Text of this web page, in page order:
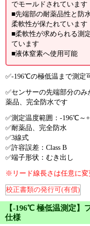
でモールドされています
■先端部の耐薬品性と防
柔軟性が保たれています
■柔軟性が求められる測
ています
■液体窒素へ使用可能
✅-196℃の極低温まで測定
✅センサーの先端部分の
薬品、完全防水です
✅測定温度範囲：-196℃～
✅耐薬品、完全防水
✅3線式
✅許容誤差：Class B
✅端子形状：むき出し
※リード線長さは任意に変
校正書類の発行可(有償)
【-196℃ 極低温測定】
仕様